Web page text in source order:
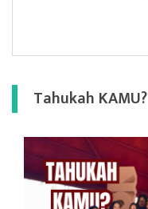
Tahukah KAMU?